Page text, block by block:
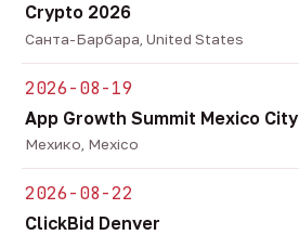
Crypto 2026
Санта-Барбара, United States
2026-08-19
App Growth Summit Mexico City
Мехико, Mexico
2026-08-22
ClickBid Denver